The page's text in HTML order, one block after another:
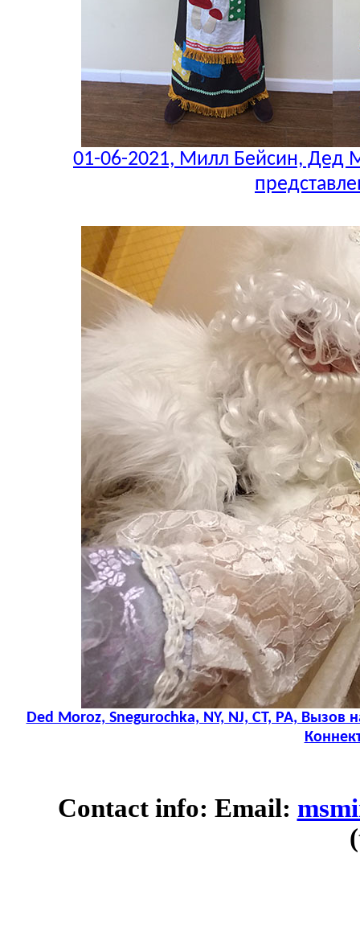
01-06-2021, Милл Бейсин, Дед
Ded Moroz, Snegurochka, NY, NJ, CT, PA,
Contact info: Email: